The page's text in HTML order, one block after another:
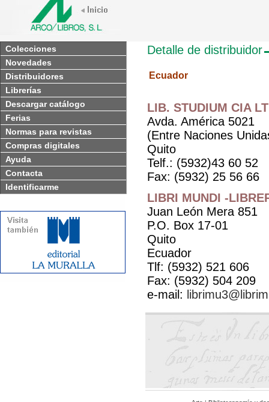
Colecciones
Novedades
Distribuidores
Librerías
Descargar catálogo
Ferias
Normas para revistas
Compras digitales
Ayuda
Contacta
Identificarme
Detalle de distribuidor
Ecuador
LIB. STUDIUM CIA
Avda. América 5021
(Entre Naciones
Quito
Telf.: (5932)43 60 52
Fax: (5932) 25 56 66
LIBRI MUNDI -
Juan León Mera 851
P.O. Box 17-01
Quito
Ecuador
Tlf: (5932) 521 606
Fax: (5932) 504 209
e-mail: